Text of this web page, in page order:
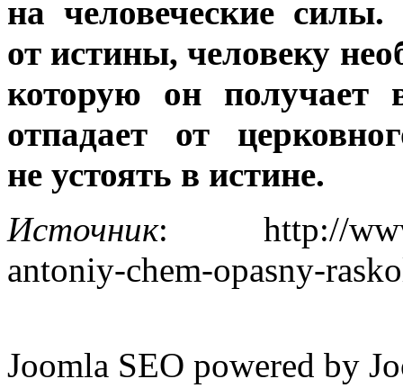
на человеческие
от истины, человеку
которую он
отпадает от
не устоять в истине.
Источник: http://
antoniy-chem-opasny-
Joomla SEO powered by